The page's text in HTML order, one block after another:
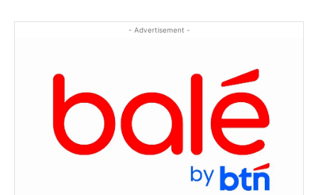
- Advertisement -